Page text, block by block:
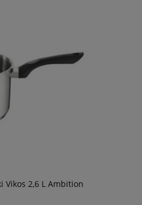
Vikos 2,6 L Ambition